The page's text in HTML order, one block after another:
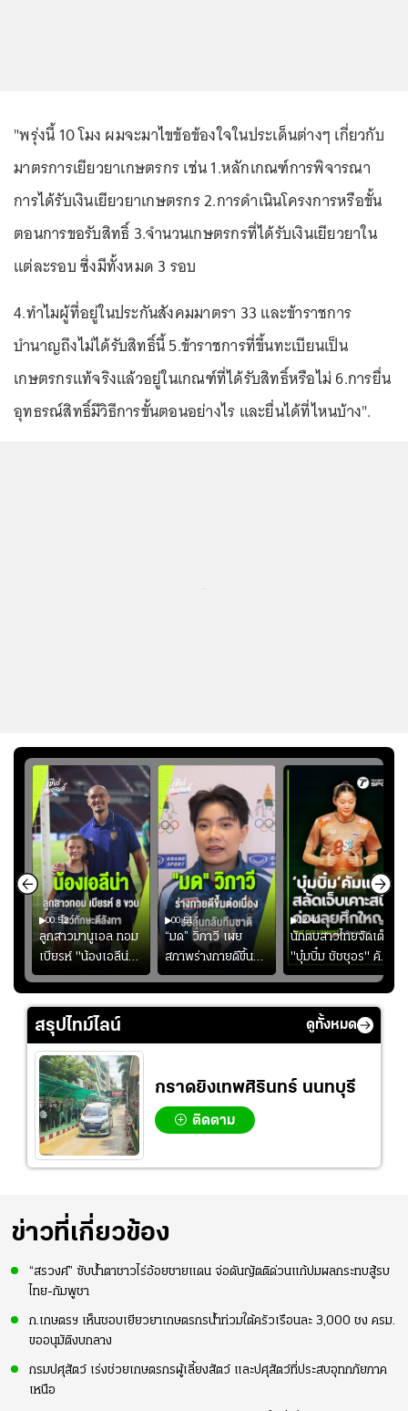
"พรุ่งนี้ 10 โมง ผมจะมาไขข้อข้องใจในประเด็นต่างๆ เกี่ยวกับ
มาตรการเยียวยาเกษตรกร เช่น 1.หลักเกณฑ์การพิจารณา
การได้รับเงินเยียวยาเกษตรกร 2.การดำเนินโครงการหรือขั้น
ตอนการขอรับสิทธิ์ 3.จำนวนเกษตรกรที่ได้รับเงินเยียวยาใน
แต่ละรอบ ซึ่งมีทั้งหมด 3 รอบ
4.ทำไมผู้ที่อยู่ในประกันสังคมมาตรา 33 และข้าราชการ
บำนาญถึงไม่ได้รับสิทธิ์นี้ 5.ข้าราชการที่ขึ้นทะเบียนเป็น
เกษตรกรแท้จริงแล้วอยู่ในเกณฑ์ที่ได้รับสิทธิ์หรือไม่ 6.การยื่น
อุทธรณ์สิทธิ์มีวิธีการขั้นตอนอย่างไร และยื่นได้ที่ไหนบ้าง".
00:52
ลูกสาวมานูเอล ทอม
เบียรห์ "น้องเอลีน่า"
วัย 8 ขวบ โชว์ตี
ลังกาสุดพริ้ว
00:51
“มด” วิภาวี เผย
สภาพร่างกายดีขึ้น
อย่างต่อเนื่อง พร้อม
พยายามลงสนามให้
02:40
นักตบสาวไทยจัดเต็ม
"บุ๋มบิ๋ม ชัชชุอร" คัม
แบ็ก ศึก" SEA V
CUP 2026" เลก
สอง!!
สรุปไทม์ไลน์ ดูทั้งหมด
กราดยิงเทพศิรินทร์ นนทบุรี
ติดตาม
ข่าวที่เกี่ยวข้อง
“สรวงศ์” ซับน้ำตาชาวไร่อ้อยชายแดน จ่อดันญัตติด่วนแก้ปมผลกระทบสู้รบ
ไทย-กัมพูชา
ก.เกษตรฯ เห็นชอบเยียวยาเกษตรกรน้ำท่วมใต้ครัวเรือนละ 3,000 ชง ครม.
ขออนุมัติงบกลาง
กรมปศุสัตว์ เร่งช่วยเกษตรกรผู้เลี้ยงสัตว์ และปศุสัตว์ที่ประสบอุทกภัยภาค
เหนือ